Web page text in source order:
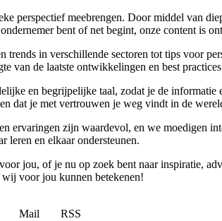
perspectief meebrengen. Door middel van
bent of net begint, onze content is
in verschillende sectoren tot tips voor
van de laatste ontwikkelingen en best
en begrijpelijke taal, zodat je de
dat je met vertrouwen je weg vindt in de
ervaringen zijn waardevol, en we moedigen
leren en elkaar ondersteunen.
jou, of je nu op zoek bent naar inspiratie,
voor jou kunnen betekenen!
Mail RSS